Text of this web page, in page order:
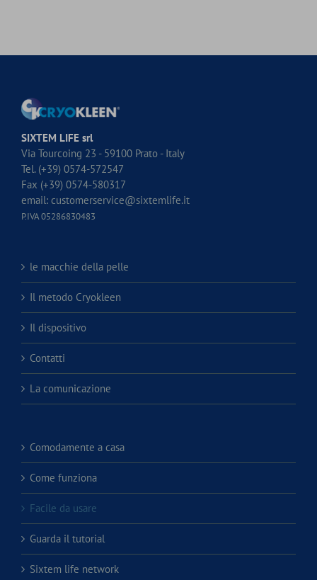
SIXTEM LIFE srl
Via Tourcoing 23 - 59100 Prato - Italy
Tel. (+39) 0574-572547
Fax (+39) 0574-580317
email: customerservice@sixtemlife.it
P.IVA 05286830483
le macchie della pelle
Il metodo Cryokleen
Il dispositivo
Contatti
La comunicazione
Comodamente a casa
Come funziona
Facile da usare
Guarda il tutorial
Sixtem life network